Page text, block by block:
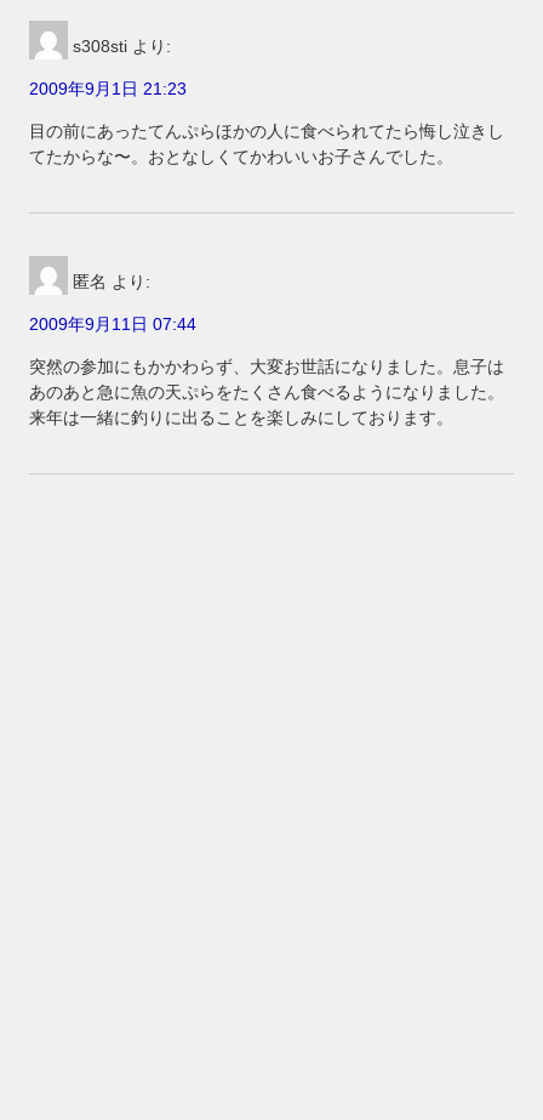
s308sti より:
2009年9月1日 21:23
目の前にあったてんぷらほかの人に食べられてたら悔し泣きし
てたからな〜。おとなしくてかわいいお子さんでした。
匿名 より:
2009年9月11日 07:44
突然の参加にもかかわらず、大変お世話になりました。息子は
あのあと急に魚の天ぷらをたくさん食べるようになりました。
来年は一緒に釣りに出ることを楽しみにしております。